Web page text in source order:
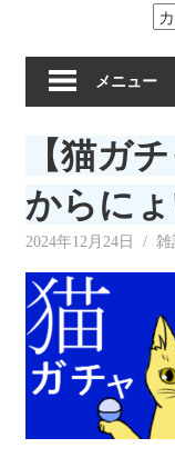
見
い
カ
ゴ
リ
ー
メニュー
【猫ガ
からにょ
2024年12月24日 雑